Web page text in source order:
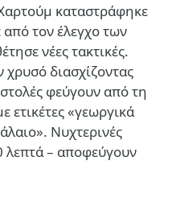
καταστράφηκε
τον έλεγχο των
νέες τακτικές.
διασχίζοντας
φεύγουν από τη
ετικέτες «γεωργικά
Νυχτερινές
λεπτά – αποφεύγουν